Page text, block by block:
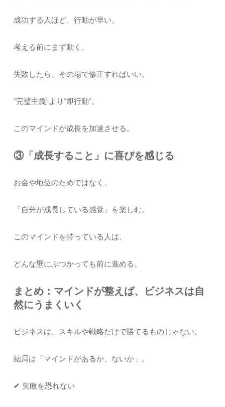
成功する人ほど、行動が早い。
考える前にまず動く。
失敗したら、その場で修正すればいい。
“完璧主義”より“即行動”。
このマインドが成長を加速させる。
③「成長すること」に喜びを感じる
お金や地位のためではなく、
「自分が成長している感覚」を楽しむ。
このマインドを持っている人は、
どんな壁にぶつかっても前に進める。
まとめ：マインドが整えば、ビジネスは自
然にうまくいく
ビジネスは、スキルや戦略だけで勝てるものじゃない。
結局は「マインドがあるか、ないか」。
✔ 失敗を恐れない